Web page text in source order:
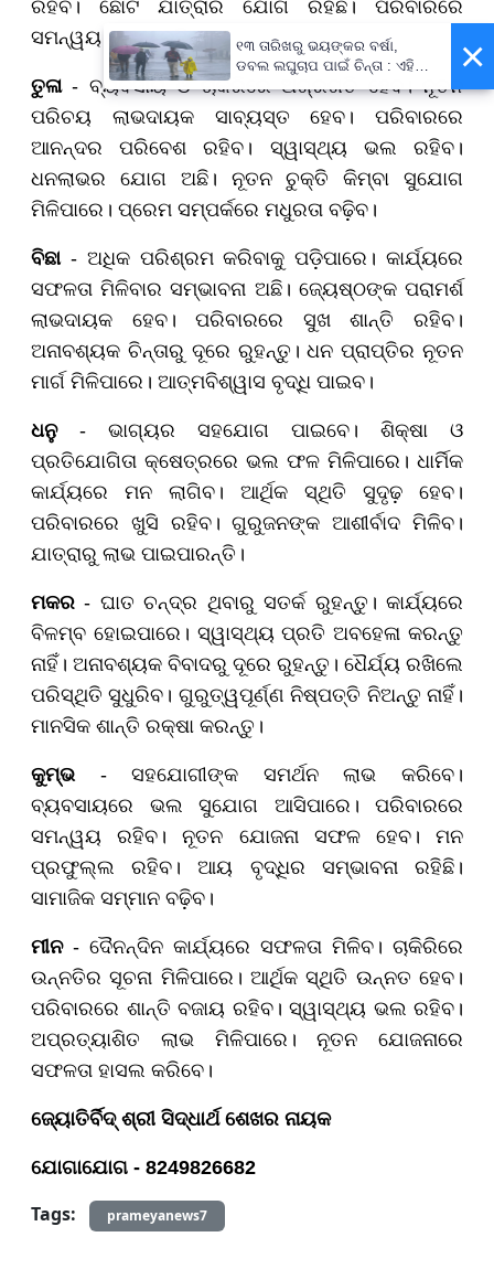
ରହିବ। ଛୋଟ ଯାତ୍ରାର ଯୋଗ ରହିଛି। ପରିବାରରେ
ସମନ୍ୱୟ ବଜାୟ ରହିବ।
ତୁଳା- ବ୍ୟବସାୟ ଓ ଚାକିରିରେ ଅଗ୍ରଗତି ହେବ। ନୂତନ
ପରିଚୟ ଲାଭଦାୟକ ସାବ୍ୟସ୍ତ ହେବ। ପରିବାରରେ
ଆନନ୍ଦର ପରିବେଶ ରହିବ। ସ୍ୱାସ୍ଥ୍ୟ ଭଲ ରହିବ।
ଧନଲାଭର ଯୋଗ ଅଛି। ନୂତନ ଚୁକ୍ତି କିମ୍ବା ସୁଯୋଗ
ମିଳିପାରେ। ପ୍ରେମ ସମ୍ପର୍କରେ ମଧୁରତା ବଢ଼ିବ।
ବିଛା- ଅଧିକ ପରିଶ୍ରମ କରିବାକୁ ପଡ଼ିପାରେ। କାର୍ଯ୍ୟରେ
ସଫଳତା ମିଳିବାର ସମ୍ଭାବନା ଅଛି। ଜ୍ୟେଷ୍ଠଙ୍କ ପରାମର୍ଶ
ଲାଭଦାୟକ ହେବ। ପରିବାରରେ ସୁଖ ଶାନ୍ତି ରହିବ।
ଅନାବଶ୍ୟକ ଚିନ୍ତାରୁ ଦୂରେ ରୁହନ୍ତୁ। ଧନ ପ୍ରାପ୍ତିର ନୂତନ
ମାର୍ଗ ମିଳିପାରେ। ଆତ୍ମବିଶ୍ୱାସ ବୃଦ୍ଧି ପାଇବ।
ଧନୁ - ଭାଗ୍ୟର ସହଯୋଗ ପାଇବେ। ଶିକ୍ଷା ଓ
ପ୍ରତିଯୋଗିତା କ୍ଷେତ୍ରରେ ଭଲ ଫଳ ମିଳିପାରେ। ଧାର୍ମିକ
କାର୍ଯ୍ୟରେ ମନ ଲାଗିବ। ଆର୍ଥିକ ସ୍ଥିତି ସୁଦୃଢ଼ ହେବ।
ପରିବାରରେ ଖୁସି ରହିବ। ଗୁରୁଜନଙ୍କ ଆଶୀର୍ବାଦ ମିଳିବ।
ଯାତ୍ରାରୁ ଲାଭ ପାଇପାରନ୍ତି।
ମକର - ଘାତ ଚନ୍ଦ୍ର ଥିବାରୁ ସତର୍କ ରୁହନ୍ତୁ। କାର୍ଯ୍ୟରେ
ବିଳମ୍ବ ହୋଇପାରେ। ସ୍ୱାସ୍ଥ୍ୟ ପ୍ରତି ଅବହେଳା କରନ୍ତୁ
ନାହିଁ। ଅନାବଶ୍ୟକ ବିବାଦରୁ ଦୂରେ ରୁହନ୍ତୁ। ଧୈର୍ଯ୍ୟ ରଖିଲେ
ପରିସ୍ଥିତି ସୁଧୁରିବ। ଗୁରୁତ୍ୱପୂର୍ଣ୍ଣ ନିଷ୍ପତ୍ତି ନିଅନ୍ତୁ ନାହିଁ।
ମାନସିକ ଶାନ୍ତି ରକ୍ଷା କରନ୍ତୁ।
କୁମ୍ଭ - ସହଯୋଗୀଙ୍କ ସମର୍ଥନ ଲାଭ କରିବେ।
ବ୍ୟବସାୟରେ ଭଲ ସୁଯୋଗ ଆସିପାରେ। ପରିବାରରେ
ସମନ୍ୱୟ ରହିବ। ନୂତନ ଯୋଜନା ସଫଳ ହେବ। ମନ
ପ୍ରଫୁଲ୍ଲ ରହିବ। ଆୟ ବୃଦ୍ଧିର ସମ୍ଭାବନା ରହିଛି।
ସାମାଜିକ ସମ୍ମାନ ବଢ଼ିବ।
ମୀନ - ଦୈନନ୍ଦିନ କାର୍ଯ୍ୟରେ ସଫଳତା ମିଳିବ। ଚାକିରିରେ
ଉନ୍ନତିର ସୂଚନା ମିଳିପାରେ। ଆର୍ଥିକ ସ୍ଥିତି ଉନ୍ନତ ହେବ।
ପରିବାରରେ ଶାନ୍ତି ବଜାୟ ରହିବ। ସ୍ୱାସ୍ଥ୍ୟ ଭଲ ରହିବ।
ଅପ୍ରତ୍ୟାଶିତ ଲାଭ ମିଳିପାରେ। ନୂତନ ଯୋଜନାରେ
ସଫଳତା ହାସଲ କରିବେ।
ଜ୍ୟୋତିର୍ବିଦ୍ ଶ୍ରୀ ସିଦ୍ଧାର୍ଥ ଶେଖର ନାୟକ
ଯୋଗାଯୋଗ - 8249826682
Tags: prameyanews7
×
୧୩ ତାରିଖରୁ ଭୟଙ୍କର ବର୍ଷା,
ଡବଲ ଲଘୁଚାପ ପାଇଁ ଚିନ୍ତା : ଏହି